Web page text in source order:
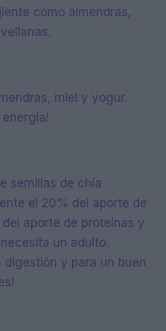
como almendras,
miel y yogur.
energía!
semillas de chía
el 20% del aporte de
aporte de proteínas y
un adulto.
digestión y para un buen